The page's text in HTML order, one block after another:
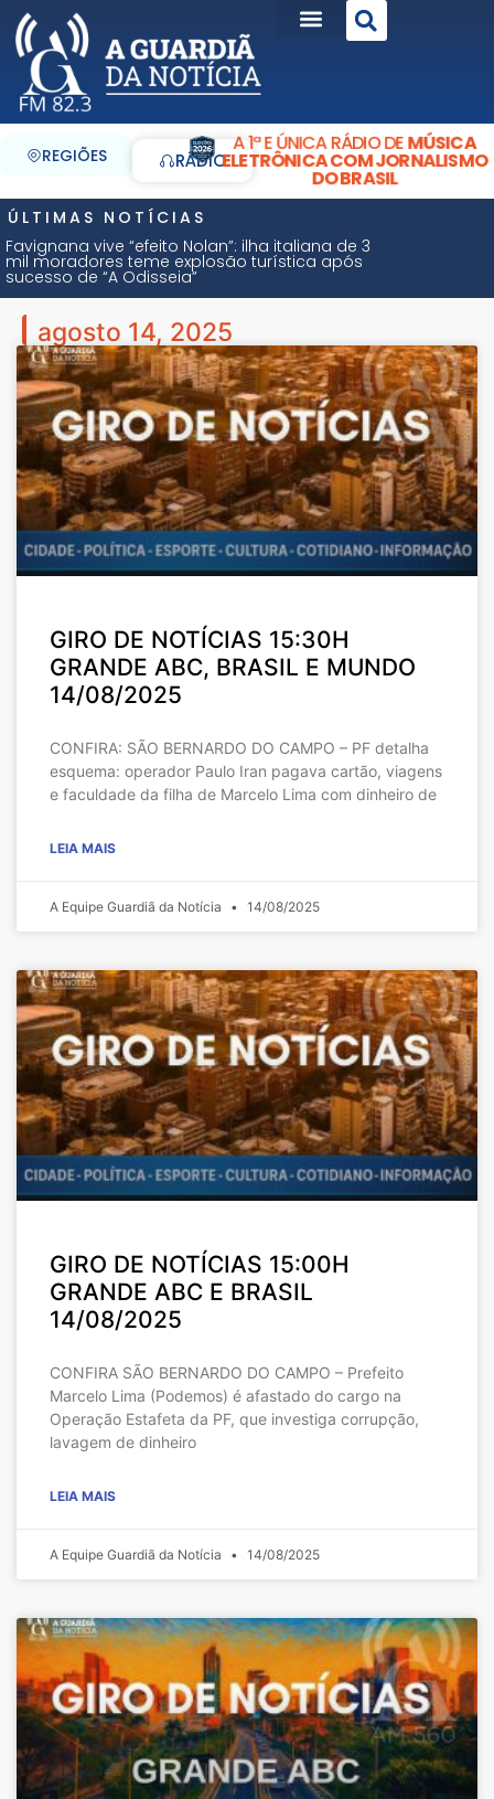
REGIÕES RÁDIO
A 1ª E ÚNICA RÁDIO DEMÚSICA
ELETRÔNICA COM JORNALISMO
DO BRASIL
ÚLTIMAS NOTÍCIAS
Favignana vive “efeito Nolan”: ilha italiana de 3
mil moradores teme explosão turística após
sucesso de “A Odisseia”
agosto 14, 2025
GIRO DE NOTÍCIAS 15:30H
GRANDE ABC, BRASIL E MUNDO
14/08/2025
CONFIRA: SÃO BERNARDO DO CAMPO – PF detalha
esquema: operador Paulo Iran pagava cartão, viagens
e faculdade da filha de Marcelo Lima com dinheiro de
LEIA MAIS
A Equipe Guardiã da Notícia 14/08/2025
GIRO DE NOTÍCIAS 15:00H
GRANDE ABC E BRASIL
14/08/2025
CONFIRA SÃO BERNARDO DO CAMPO – Prefeito
Marcelo Lima (Podemos) é afastado do cargo na
Operação Estafeta da PF, que investiga corrupção,
lavagem de dinheiro
LEIA MAIS
A Equipe Guardiã da Notícia 14/08/2025